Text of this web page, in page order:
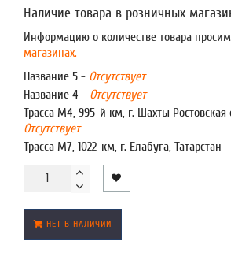
Наличие товара в розничных
Информацию о количестве товара
магазинах.
Название 5 - Отсутствует
Название 4 - Отсутствует
Трасса М4, 995-й км, г. Шахты
Отсутствует
Трасса М7, 1022-км, г. Елабуга, Татарстан -
НЕТ В НАЛИЧИИ